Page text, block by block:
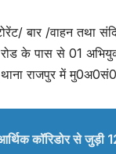
बार /वाहन तथा
के पास से 01
थाना राजपुर में
कॉरिडोर से जुड़ी